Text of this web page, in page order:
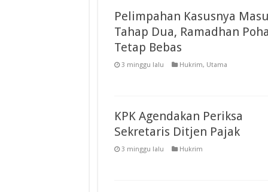
Pelimpahan Kasusnya
Tahap Dua, Ramadhan
Tetap Bebas
3 minggu lalu Hukrim, Utama
KPK Agendakan Periksa
Sekretaris Ditjen Pajak
3 minggu lalu Hukrim